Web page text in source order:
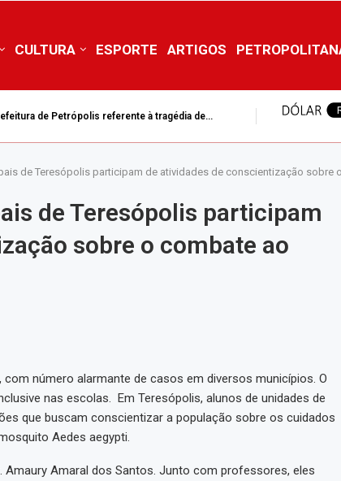
CULTURA ESPORTE ARTIGOS
de Petrópolis suspende aulas da rede municipal nesta...
de Teresópolis participam de atividades de conscientização sobre
de Teresópolis participam
sobre o combate ao
número alarmante de casos em diversos municípios. O
nas escolas. Em Teresópolis, alunos de unidades de
que buscam conscientizar a população sobre os cuidados
Aedes aegypti.
Amaral dos Santos. Junto com professores, eles